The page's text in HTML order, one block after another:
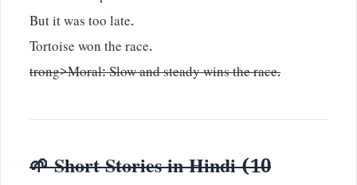
But it was too late.
Tortoise won the race.
trong>Moral: Slow and steady wins the race.
🌱 Short Stories in Hindi (10